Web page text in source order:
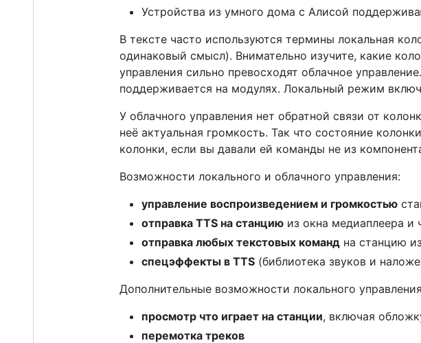
Устройства из умного дома с Алисой
В тексте часто используются термины локальная
одинаковый смысл). Внимательно изучите, какие
управления сильно превосходят облачное
поддерживается на модулях. Локальный режим
У облачного управления нет обратной связи от
неё актуальная громкость. Так что состояние
колонки, если вы давали ей команды не из
Возможности локального и облачного управления:
управление воспроизведением и громкостью
отправка TTS на станцию из окна медиаплеера и
отправка любых текстовых команд на станцию
спецэффекты в TTS (библиотека звуков и
Дополнительные возможности локального
просмотр что играет на станции, включая
перемотка треков